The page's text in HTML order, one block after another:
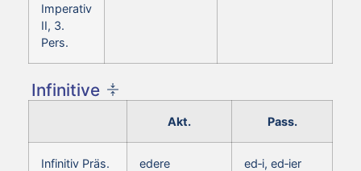
Imperativ
II, 3.
Pers.
Infinitive
Akt. Pass.
Infinitiv Präs. edere ed‑i, ed‑ier